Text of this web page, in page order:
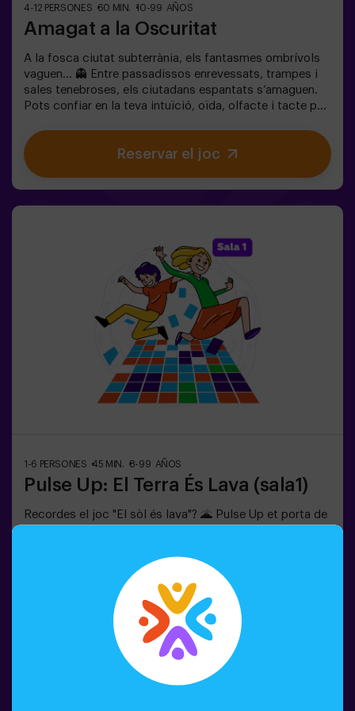
4-12 PERSONES 60 MIN. 10-99 AÑOS
Amagat a la Oscuritat
A la fosca ciutat subterrània, els fantasmes ombrívols
vaguen… 👻 Entre passadissos enrevessats, trampes i
sales tenebroses, els ciutadans espantats s’amaguen.
Pots confiar en la teva intuïció, oïda, olfacte i tacte per
amics?🔦 Amagar-se en la Foscor és un joc immersiu
sensorial inspirat en el joc d’amagar-se de tota la vida,
però portat a un altre nivell: moviment, adrenalina i
so que fan que l’experiència sigui inoblidable.✅ Ideal per
a grups grans | plans amb amics | adolescents | team
building❗Els jugadors de 14 anys o menys han d’entrar
acompanyats per almenys un adult. Hi ha l’opció que un
monitor els acompanyi durant l’aventura; consulta’ns les
persones amb por a la foscor.
Reservar el joc
1-6 PERSONES 45 MIN. 8-99 AÑOS
Pulse Up: El Terra És Lava (sala1)
Recordes el joc "El sòl és lava"? 🌋 Pulse Up et porta de
col·lecció emocionant de desafiaments que estimulen
tant la teva ment com el teu cos. 🧠 💪5 nivells de
dificultat per adaptar-se a tots els nivells d’habilitat.40
jocs únics que mantenen l’emoció i la diversió.2 sales
disponibles, inclòs el mode combat per a fins a 12
jugadors, on podràs competir contra altres
equips.Treballa en equip per superar els obstacles i
assolir els teus objectius, mesurant el teu èxit a través
del temps i de les vides disponibles a la pantalla. Pulse
Reservar el joc